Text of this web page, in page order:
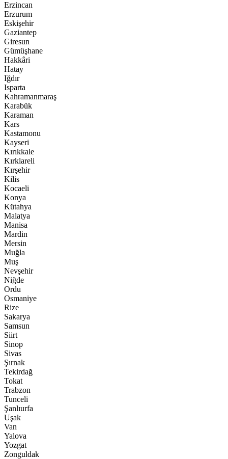
Erzincan
Erzurum
Eskişehir
Gaziantep
Giresun
Gümüşhane
Hakkâri
Hatay
Iğdır
Isparta
Kahramanmaraş
Karabük
Karaman
Kars
Kastamonu
Kayseri
Kırıkkale
Kırklareli
Kırşehir
Kilis
Kocaeli
Konya
Kütahya
Malatya
Manisa
Mardin
Mersin
Muğla
Muş
Nevşehir
Niğde
Ordu
Osmaniye
Rize
Sakarya
Samsun
Siirt
Sinop
Sivas
Şırnak
Tekirdağ
Tokat
Trabzon
Tunceli
Şanlıurfa
Uşak
Van
Yalova
Yozgat
Zonguldak